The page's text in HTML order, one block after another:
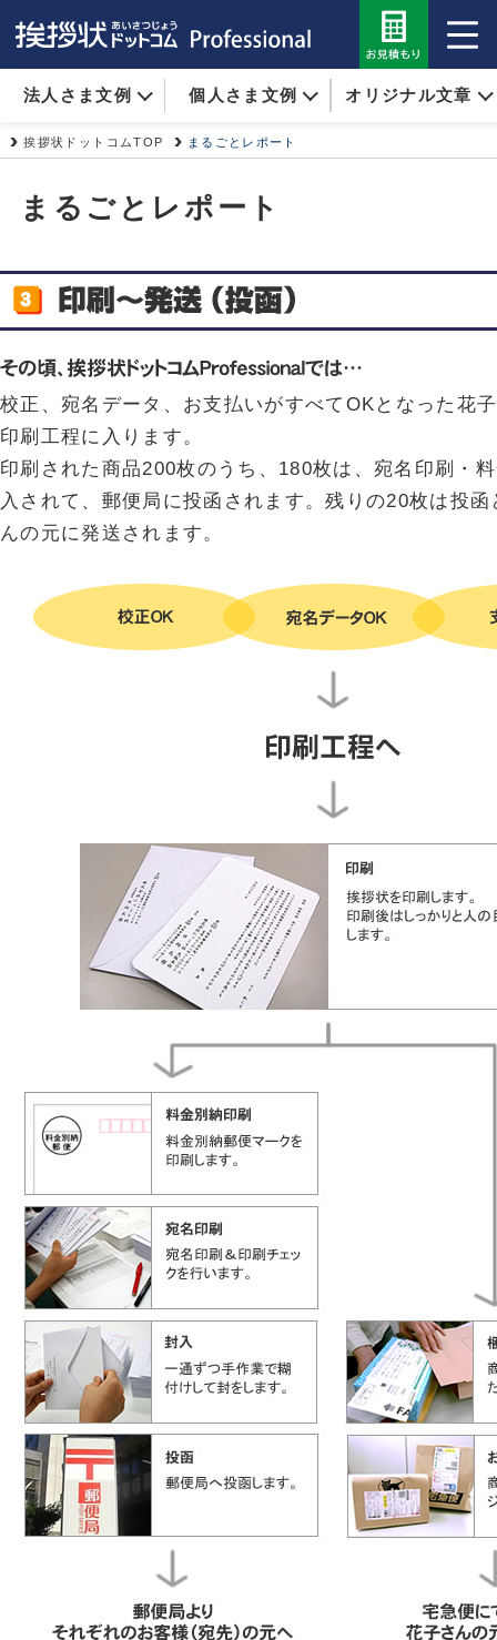
挨拶状ドットコムTOP まるごとレポート
まるごとレポート
校正、宛名データ、お支払いがすべてOKとなった花
印刷工程に入ります。
印刷された商品200枚のうち、180枚は、宛名印刷・
入されて、郵便局に投函されます。残りの20枚は投
んの元に発送されます。
法人さま文例 個人さま文例 オリジナル文章